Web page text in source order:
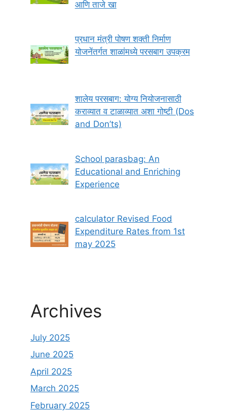
आणि ताजे खा
प्रधान मंत्री पोषण शक्ती निर्माण
योजनेंतर्गत शाळांमध्ये परसबाग उपक्रम
शालेय परसबाग: योग्य नियोजनासाठी
कराव्यात व टाळाव्यात अशा गोष्टी (Dos
and Don’ts)
School parasbag: An
Educational and Enriching
Experience
calculator Revised Food
Expenditure Rates from 1st
may 2025
Archives
July 2025
June 2025
April 2025
March 2025
February 2025